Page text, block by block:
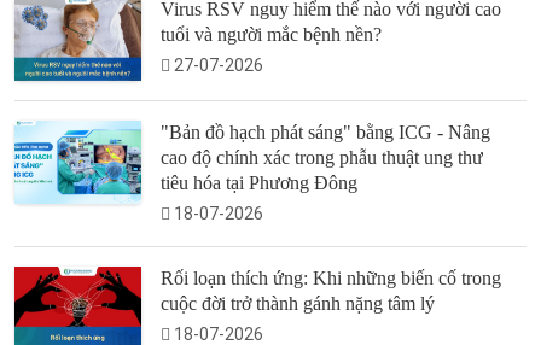
Virus RSV nguy hiểm thế nào với người cao
tuổi và người mắc bệnh nền?
27-07-2026
"Bản đồ hạch phát sáng" bằng ICG - Nâng
cao độ chính xác trong phẫu thuật ung thư
tiêu hóa tại Phương Đông
18-07-2026
Rối loạn thích ứng: Khi những biến cố trong
cuộc đời trở thành gánh nặng tâm lý
18-07-2026